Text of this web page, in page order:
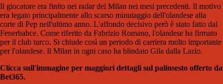
Il giocatore era finito nei radar del Milan nei mesi precedenti. Il motivo
era legato principalmente allo scarso minutaggio dell'olandese alla
corte di Pep nell'ultimo anno. L'affondo decisivo però è stato fatto dal
Fenerbahce. Come riferito da Fabrizio Romano, l'olandese ha firmato
per il club turco. Si chiude così un periodo di carriera molto importante
per l'olandese. Il Milan in ogni caso ha blindato Gila dalla Lazio.
Clicca sull'immagine per maggiori dettagli sul palinsesto offerto da
Bet365.